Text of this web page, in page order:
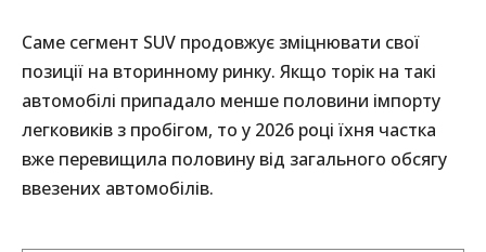
Саме сегмент SUV продовжує зміцнювати свої
позиції на вторинному ринку. Якщо торік на такі
автомобілі припадало менше половини імпорту
легковиків з пробігом, то у 2026 році їхня частка
вже перевищила половину від загального обсягу
ввезених автомобілів.